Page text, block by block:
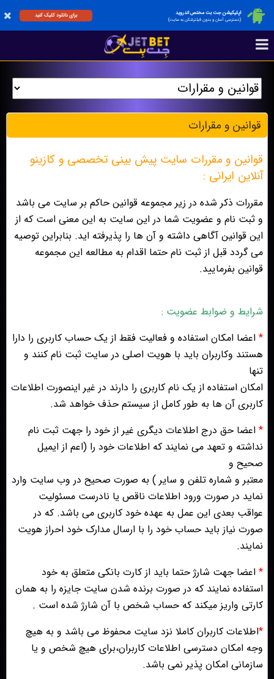
اپلیکیشن جت بت مختص اندروید
(دسترسی آسان و بدون فیلترشکن به سایت)
برای دانلود کلیک کنید
قوانين و مقرارات
قوانین و مقررات سایت پیش بینی تخصصی و کازینو
آنلاین ایرانی :
مقررات ذکر شده در زیر مجموعه قوانین حاکم بر سایت می باشد
و ثبت نام و عضویت شما در این سایت به این معنی است که از
این قوانین آگاهی داشته و آن ها را پذیرفته اید. بنابراین توصیه
می گردد قبل از ثبت نام حتما اقدام به مطالعه این مجموعه
قوانین بفرمایید.
شرایط و ضوابط عضویت :
* اعضا امکان استفاده و فعالیت فقط از یک حساب کاربری را دارا
هستند وکاربران باید با هویت اصلی در سایت ثبت نام کنند و
تنها
امکان استفاده از یک نام کاربری را دارند در غیر اینصورت اطلاعات
کاربری آن ها به طور کامل از سیستم حذف خواهد شد.
* اعضا حق درج اطلاعات دیگری غیر از خود را جهت ثبت نام
نداشته و تعهد می نمایند که اطلاعات خود را (اعم از ایمیل
صحیح و
معتبر و شماره تلفن و سایر ) به صورت صحیح در وب سایت وارد
نماید در صورت ورود اطلاعات ناقص یا نادرست مسئولیت
عواقب بعدی این عمل به عهده خود کاربری می باشد. که در
صورت نیاز باید حساب خود را با ارسال مدارک خود احراز هویت
نمایند.
* اعضا جهت شارژ حتما باید از کارت بانکی متعلق به خود
استفاده نمایند که در صورت برنده شدن سایت جایزه را به همان
کارتی واریز میکند که حساب شخص با آن شارژ شده است .
*اطلاعات کاربران کاملا نزد سایت محفوظ می باشد و به هیچ
وجه امکان دسترسی اطلاعات کاربران،برای هیچ شخص و یا
سازمانی امکان پذیر نمی باشد.